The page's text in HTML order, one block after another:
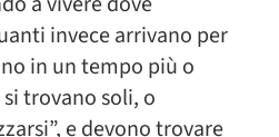
invece arrivano per
in un tempo più o
trovano soli, o
e devono trovare